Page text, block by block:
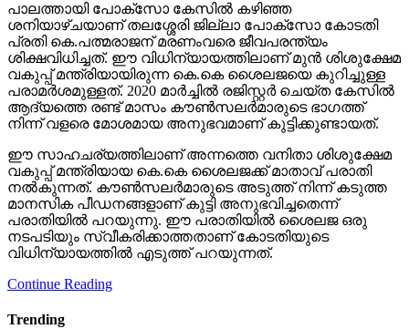
പാലത്തായി പോക്സോ കേസില്‍ കഴിഞ്ഞ
ശനിയാഴ്ചയാണ് തലശ്ശേരി ജില്ലാ പോക്സോ കോടതി
പ്രതി കെ.പത്മരാജന് മരണംവരെ ജീവപരന്ത്യം
ശിക്ഷവിധിച്ചത്. ഈ വിധിന്യായത്തിലാണ് മുന്‍ ശിശുക്ഷേമ
വകുപ്പ് മന്ത്രിയായിരുന്ന കെ.കെ ശൈലജയെ കുറിച്ചുള്ള
പരാമര്‍ശമുള്ളത്. 2020 മാര്‍ച്ചില്‍ രജിസ്റ്റര്‍ ചെയ്ത കേസില്‍
ആദ്യത്തെ രണ്ട് മാസം കൗണ്‍സലര്‍മാരുടെ ഭാഗത്ത്
നിന്ന് വളരെ മോശമായ അനുഭവമാണ് കുട്ടിക്കുണ്ടായത്.
ഈ സാഹചര്യത്തിലാണ് അന്നത്തെ വനിതാ ശിശുക്ഷേമ
വകുപ്പ് മന്ത്രിയായ കെ.കെ ശൈലജക്ക് മാതാവ് പരാതി
നല്‍കുന്നത്. കൗണ്‍സലര്‍മാരുടെ അടുത്ത് നിന്ന് കടുത്ത
മാനസിക പീഡനങ്ങളാണ് കുട്ടി അനുഭവിച്ചതെന്ന്
പരാതിയില്‍ പറയുന്നു. ഈ പരാതിയില്‍ ശൈലജ ഒരു
നടപടിയും സ്വീകരിക്കാത്തതാണ് കോടതിയുടെ
വിധിന്യായത്തില്‍ എടുത്ത് പറയുന്നത്.
Continue Reading
Trending